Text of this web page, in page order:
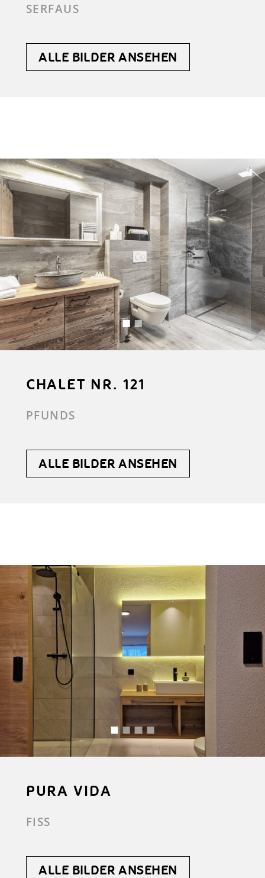
SERFAUS
ALLE BILDER ANSEHEN
CHALET NR. 121
PFUNDS
ALLE BILDER ANSEHEN
PURA VIDA
FISS
ALLE BILDER ANSEHEN